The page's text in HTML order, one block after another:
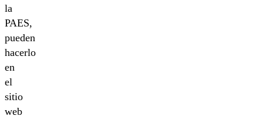
la
PAES,
pueden
hacerlo
en
el
sitio
web